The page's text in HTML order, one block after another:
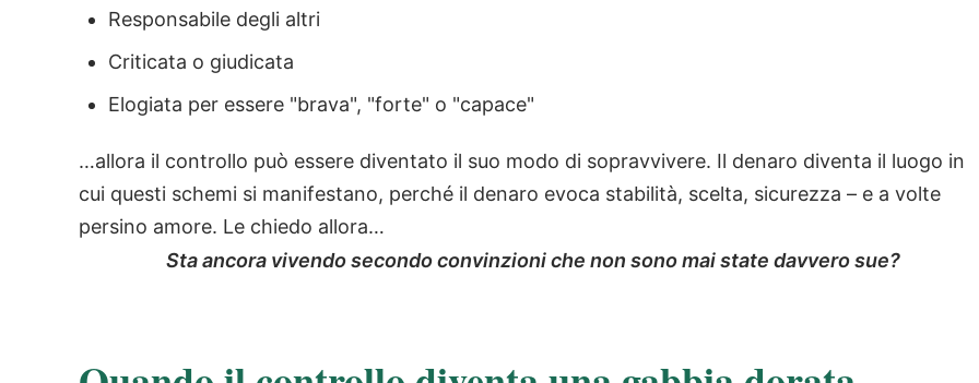
Responsabile degli altri
Criticata o giudicata
Elogiata per essere "brava", "forte" o "capace"
…allora il controllo può essere diventato il suo modo di sopravvivere. Il denaro diventa il luogo in
cui questi schemi si manifestano, perché il denaro evoca stabilità, scelta, sicurezza – e a volte
persino amore. Le chiedo allora…
Sta ancora vivendo secondo convinzioni che non sono mai state davvero sue?